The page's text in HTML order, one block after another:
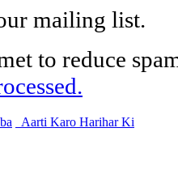
mailing list.
to reduce
Aarti Karo Harihar Ki